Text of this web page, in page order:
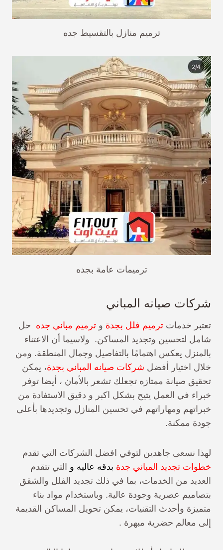
ترميم منازل بالتقسيط جده
ترميمات عامة بجده
شركات صيانه المباني
تعتبر خدمات ترميم فلل بجدة و ترميم مباني جده حل
شامل لتحسين وتجديد المساكن. ولاسيما أن الاعتناء
بالمنزل يعكس اهتمامًا بالتفاصيل وجمال المنطقة. ومن
خلال اختيار أفضل شركات صيانه المباني بجدة، يمكن
تحقيق صيانة ممتازه تجعلك تشعر بالأمان ، أيضا توفر
خبراء في العمل يتيح بشكل اكبر و دقيق الاستفادة من
خبراتهم ومهاراتهم في تحسين المنازل وتجديدها بأعلى
جودة ممكنة.
لهذا نسعى جاهدين لتوفي افضل الشركات التي تقدم
خطوات تجديد المباني جدة بدقه عاليه و التي تتقدم
العديد من الخدمات، بما في ذلك تجديد الفلل والشقق
بتصاميم عصرية وجودة عالية. وباستخدام مواد بناء
متميزة وأحدث التقنيات، يمكن تحويل المساكن القديمة
إلى معالم حضرية مبهرة .